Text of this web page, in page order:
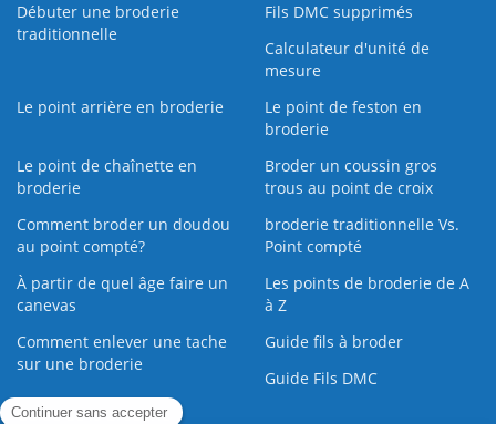
Débuter une broderie
traditionnelle
Fils DMC supprimés
Calculateur d'unité de
mesure
Le point arrière en broderie
Le point de feston en
broderie
Le point de chaînette en
broderie
Broder un coussin gros
trous au point de croix
Comment broder un doudou
au point compté?
broderie traditionnelle Vs.
Point compté
À partir de quel âge faire un
canevas
Les points de broderie de A
à Z
Comment enlever une tache
sur une broderie
Guide fils à broder
Guide Fils DMC
Guide de la Broderie